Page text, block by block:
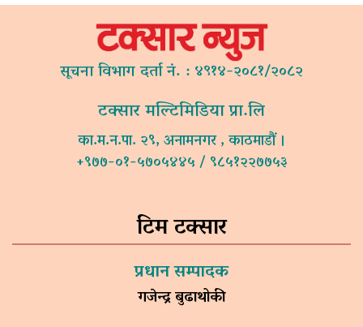
सूचना विभाग दर्ता नं. : ४९१४-२०८१/२०८२
टक्सार मल्टिमिडिया प्रा.लि
का.म.न.पा. २९, अनामनगर , काठमाडौं ।
+९७७-०१-५७०५४४५ / ९८५१२२७७५३
टिम टक्सार
प्रधान सम्पादक
गजेन्द्र बुढाथोकी